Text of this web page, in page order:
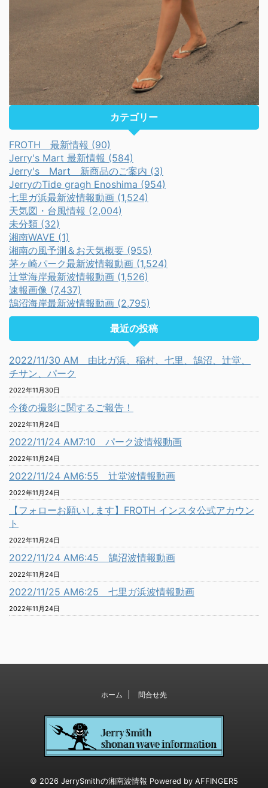
カテゴリー
FROTH 最新情報 (90)
Jerry's Mart 最新情報 (584)
Jerry's Mart 新商品のご案内 (3)
JerryのTide gragh Enoshima (954)
七里ガ浜最新波情報動画 (1,524)
天気図・台風情報 (2,004)
未分類 (32)
湘南WAVE (1)
湘南の風予測＆お天気概要 (955)
茅ヶ崎パーク最新波情報動画 (1,524)
辻堂海岸最新波情報動画 (1,526)
速報画像 (7,437)
鵠沼海岸最新波情報動画 (2,795)
最近の投稿
2022/11/30 AM 由比ガ浜、稲村、七里、鵠沼、辻堂、
チサン、パーク
2022年11月30日
今後の撮影に関するご報告！
2022年11月24日
2022/11/24 AM7:10 パーク波情報動画
2022年11月24日
2022/11/24 AM6:55 辻堂波情報動画
2022年11月24日
【フォローお願いします】FROTH インスタ公式アカウン
ト
2022年11月24日
2022/11/24 AM6:45 鵠沼波情報動画
2022年11月24日
2022/11/25 AM6:25 七里ガ浜波情報動画
2022年11月24日
ホーム 問合せ先
© 2026 JerrySmithの湘南波情報 Powered by AFFINGER5